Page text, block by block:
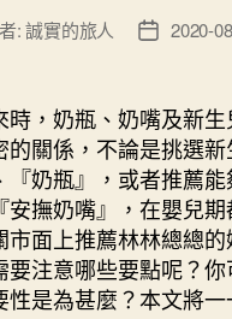
:誠實的旅人
文
佈
日
期
2020-
時，奶瓶、奶嘴及新
的關係，不論是挑選
『奶瓶』，或者推薦
安撫奶嘴』，在嬰兒
市面上推薦林林總總
要注意哪些要點呢？
性是為甚麼？本文將